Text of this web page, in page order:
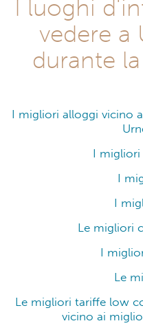
I luoghi
vedere a
durante
I migliori alloggi vicino
I migliori
I
I
Le migliori
I
Le
Le migliori tariffe low
vicino ai